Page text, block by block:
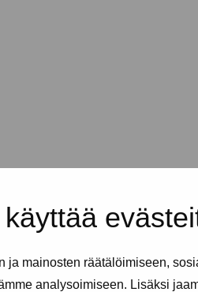
ja mainosten räätälöimiseen,
analysoimiseen. Lisäksi